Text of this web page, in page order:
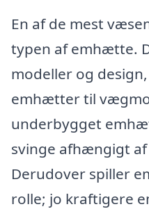
En af de mest
typen af emhætte.
modeller og
emhætter til
underbygget
svinge afhængigt
Derudover spiller
rolle; jo kraftigere